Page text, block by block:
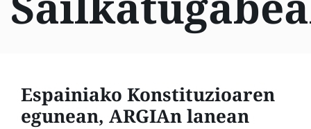
Espainiako Konstituzioaren
egunean, ARGIAn lanean